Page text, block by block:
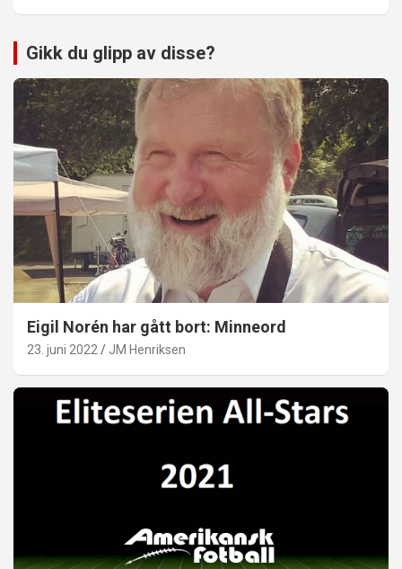
Gikk du glipp av disse?
Eigil Norén har gått bort: Minneord
23. juni 2022 JM Henriksen